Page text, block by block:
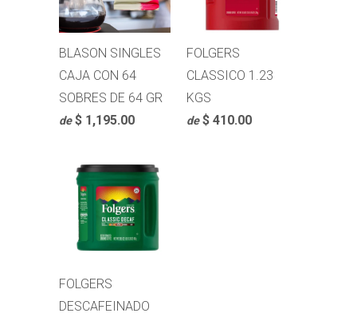
BLASON SINGLES
CAJA CON 64
SOBRES DE 64 GR
de $ 1,195.00
FOLGERS
CLASSICO 1.23
KGS
de $ 410.00
FOLGERS
DESCAFEINADO